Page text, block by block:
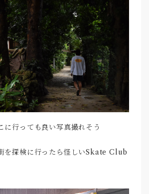
に行っても良い写真撮れそう
を探検に行ったら怪しいSkate Club